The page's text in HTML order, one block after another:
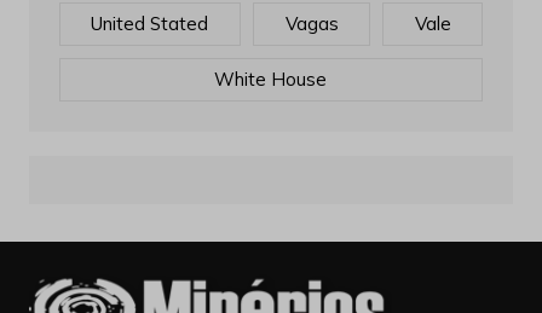
United Stated Vagas Vale
White House